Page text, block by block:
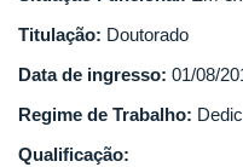
Titulação: Doutorado
Data de ingresso: 01/08/
Regime de Trabalho:
Qualificação: